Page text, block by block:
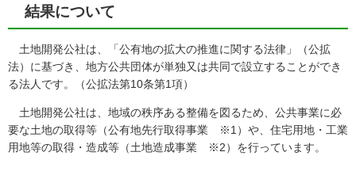
結果について
土地開発公社は、「公有地の拡大の推進に関する法律」（公拡
法）に基づき、地方公共団体が単独又は共同で設立することができ
る法人です。（公拡法第10条第1項）
土地開発公社は、地域の秩序ある整備を図るため、公共事業に必
要な土地の取得等（公有地先行取得事業 ※1）や、住宅用地・工業
用地等の取得・造成等（土地造成事業 ※2）を行っています。